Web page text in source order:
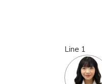
Line 1